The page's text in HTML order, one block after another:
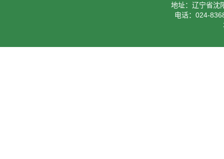
地址：辽宁省沈
电话：024-